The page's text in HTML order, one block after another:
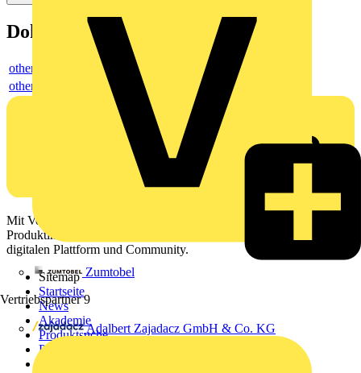
Zumtobel
Vertriebspartner 9
Adalbert Zajadacz GmbH & Co. KG
Dokumente
others
others
Mit Voltimum erhalten Elektrofachkräfte Zugang zu Branchennews,
Produktinformationen, Schulungen und Tools – alles auf einer
digitalen Plattform und Community.
Sitemap
Startseite
News
Akademie
Produktsuche
Partner